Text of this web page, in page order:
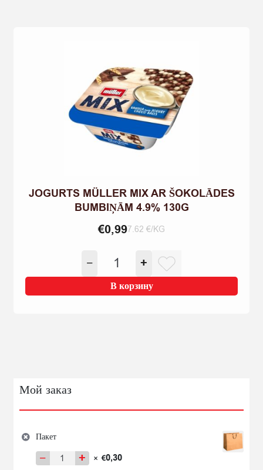
JOGURTS MÜLLER MIX AR ŠOKOLĀDES
BUMBIŅĀM 4.9% 130G
€0,997.62 €/KG
−
Количество
товара
JOGURTS
MÜLLER
+
В корзину
Мой заказ
Пакет
−
Количество + × €0,30